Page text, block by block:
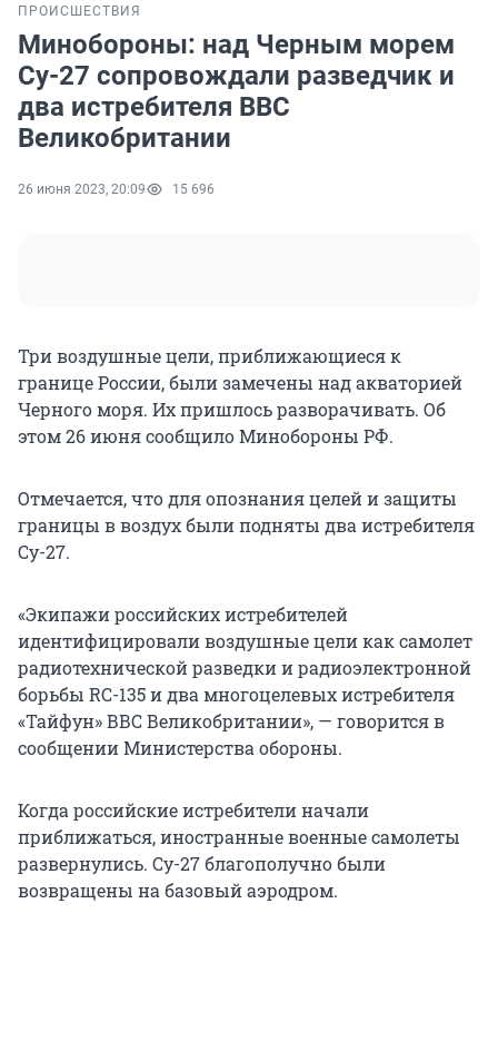
ПРОИСШЕСТВИЯ
Минобороны: над Черным морем
Су-27 сопровождали разведчик и
два истребителя ВВС
Великобритании
26 июня 2023, 20:09 15 696
Три воздушные цели, приближающиеся к
границе России, были замечены над акваторией
Черного моря. Их пришлось разворачивать. Об
этом 26 июня сообщило Минобороны РФ.
Отмечается, что для опознания целей и защиты
границы в воздух были подняты два истребителя
Су-27.
«Экипажи российских истребителей
идентифицировали воздушные цели как самолет
радиотехнической разведки и радиоэлектронной
борьбы RC-135 и два многоцелевых истребителя
«Тайфун» ВВС Великобритании», — говорится в
сообщении Министерства обороны.
Когда российские истребители начали
приближаться, иностранные военные самолеты
развернулись. Су-27 благополучно были
возвращены на базовый аэродром.